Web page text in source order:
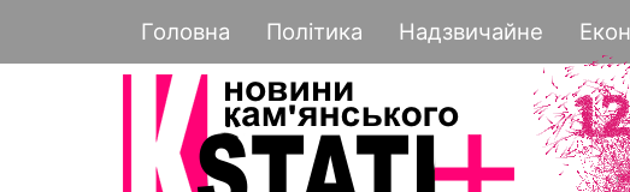
Основная навигация
Головна Політика Надзвичайне